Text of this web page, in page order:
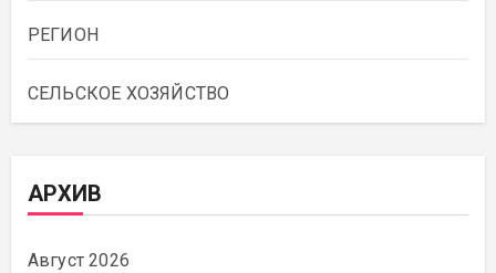
РЕГИОН
СЕЛЬСКОЕ ХОЗЯЙСТВО
АРХИВ
Август 2026